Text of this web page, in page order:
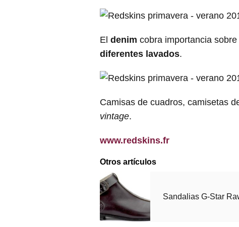
El denim cobra importancia
diferentes lavados.
Camisas de cuadros, camisetas
vintage.
www.redskins.fr
Otros artículos
Sandalias G-Star